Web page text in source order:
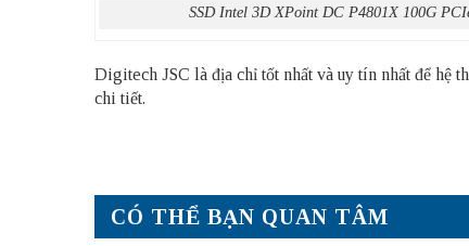
SSD Intel 3D XPoint DC P4801X 100G
Digitech JSC là địa chỉ tốt nhất và uy tín nhất để hệ
chi tiết.
CÓ THỂ BẠN QUAN TÂM